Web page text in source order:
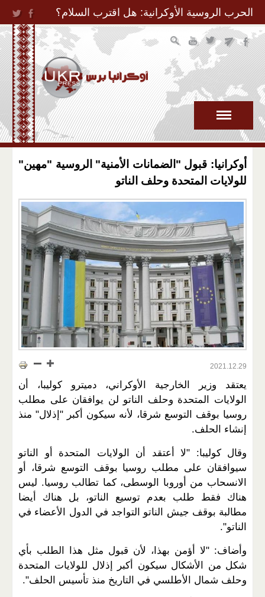
Jump to Navigation
الحرب الروسية الأوكرانية: هل اقترب السلام؟
أوكرانيا: قبول "الضمانات الأمنية" الروسية "مهين"
للولايات المتحدة وحلف الناتو
2021.12.29
يعتقد وزير الخارجية الأوكراني، دميترو كوليبا، أن
الولايات المتحدة وحلف الناتو لن يوافقان على مطلب
روسيا بوقف التوسع شرقا، لأنه سيكون أكبر "إذلال" منذ
إنشاء الحلف.
وقال كوليبا: "لا أعتقد أن الولايات المتحدة أو الناتو
سيوافقان على مطلب روسيا بوقف التوسع شرقا، أو
الانسحاب من أوروبا الوسطى، كما تطالب روسيا. ليس
هناك فقط طلب بعدم توسيع الناتو، بل هناك أيضا
مطالبة بوقف جيش الناتو التواجد في الدول الأعضاء في
الناتو".
وأضاف: "لا أؤمن بهذا، لأن قبول مثل هذا الطلب بأي
شكل من الأشكال سيكون أكبر إذلال للولايات المتحدة
وحلف شمال الأطلسي في التاريخ منذ تأسيس الحلف".